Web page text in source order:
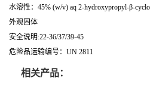
水溶性：45% (w/v) aq 2-hydroxypropyl-β-
外观固体
安全说明:22-36/37/39-45
危险品运输编号：UN 2811
相关产品：